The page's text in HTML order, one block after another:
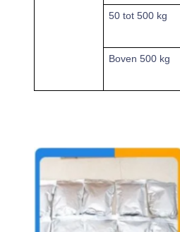
50 tot 500 kg
Boven 500 kg